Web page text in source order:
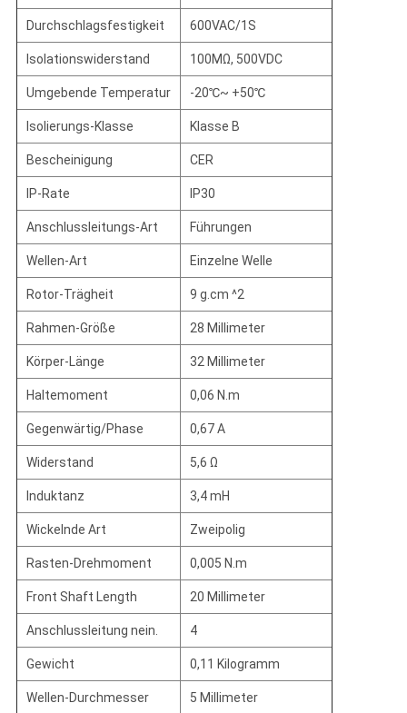
Durchschlagsfestigkeit 600VAC/1S
Isolationswiderstand 100MΩ, 500VDC
Umgebende Temperatur -20℃~ +50℃
Isolierungs-Klasse Klasse B
Bescheinigung CER
IP-Rate IP30
Anschlussleitungs-Art Führungen
Wellen-Art Einzelne Welle
Rotor-Trägheit 9 g.cm ^2
Rahmen-Größe 28 Millimeter
Körper-Länge 32 Millimeter
Haltemoment 0,06 N.m
Gegenwärtig/Phase 0,67 A
Widerstand 5,6 Ω
Induktanz 3,4 mH
Wickelnde Art Zweipolig
Rasten-Drehmoment 0,005 N.m
Front Shaft Length 20 Millimeter
Anschlussleitung nein. 4
Gewicht 0,11 Kilogramm
Wellen-Durchmesser 5 Millimeter